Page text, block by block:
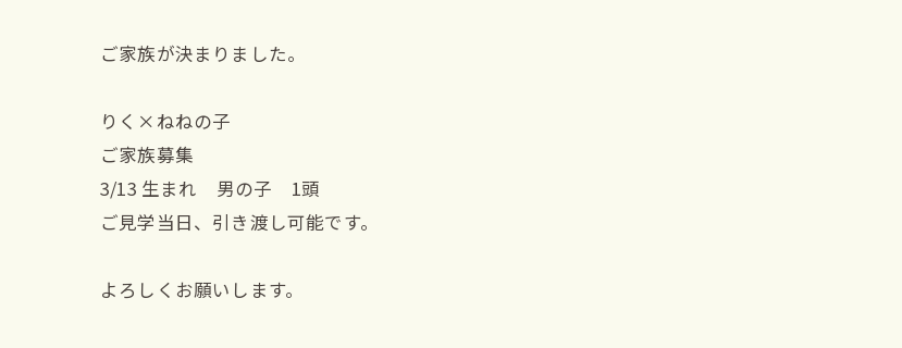
ご家族が決まりました。
りく×ねねの子
ご家族募集
3/13 生まれ 男の子 1頭
ご見学当日、引き渡し可能です。
よろしくお願いします。